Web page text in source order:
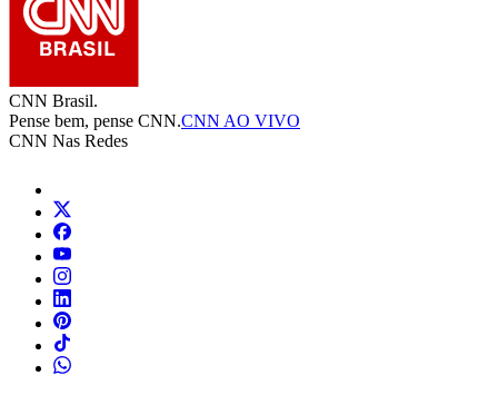
CNN Brasil.
Pense bem, pense CNN.CNN AO VIVO
CNN Nas Redes